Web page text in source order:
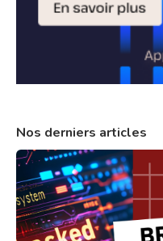
Nos derniers articles